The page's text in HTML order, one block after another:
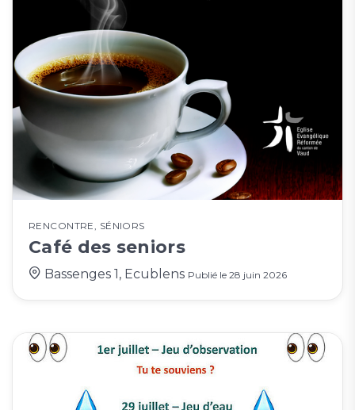
RENCONTRE SÉNIORS
Café des seniors
Bassenges 1, Ecublens Publié le 28 juin 2026